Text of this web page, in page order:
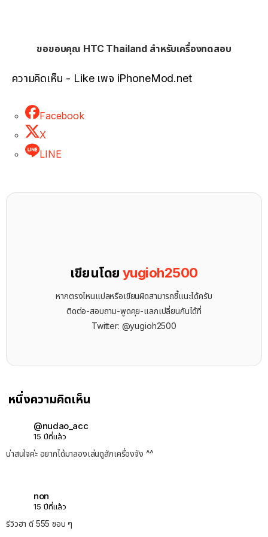
ขอขอบคุณ HTC Thailand สำหรับเครื่องทดสอบ
ความคิดเห็น - Like เพจ iPhoneMod.net
Facebook
X
LINE
เขียนโดยyugioh2500
หากตรงไหนแปลหรือเขียนผิดสามารถชี้แนะได้ครับ
ติดต่อ-สอบถาม-พูดคุย-แลกเปลี่ยนกันได้ที่
Twitter: @yugioh2500
หนึ่งความคิดเห็น
@nudao_acc
15 ปีที่แล้ว
น่าสนใจค่ะ อยากได้มาลองเล่นดูสักเครื่องจัง ^^
non
15 ปีที่แล้ว
รีวิวฮา ดี 555 ชอบ ๆ